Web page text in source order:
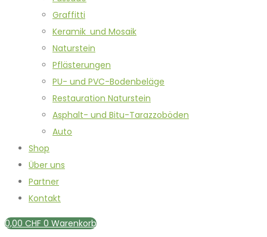
Graffitti
Keramik und Mosaik
Naturstein
Pflästerungen
PU- und PVC-Bodenbeläge
Restauration Naturstein
Asphalt- und Bitu-Tarazzoböden
Auto
Shop
Über uns
Partner
Kontakt
0,00 CHF 0 Warenkorb